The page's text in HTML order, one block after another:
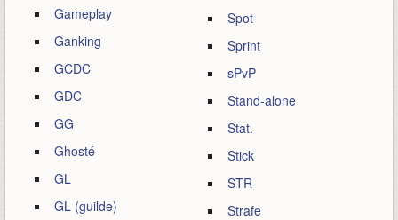
Gameplay
Ganking
GCDC
GDC
GG
Ghosté
GL
GL (guilde)
Spot
Sprint
sPvP
Stand-alone
Stat.
Stick
STR
Strafe